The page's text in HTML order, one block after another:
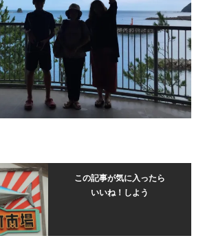
この記事が気に入ったら
いいね！しよう